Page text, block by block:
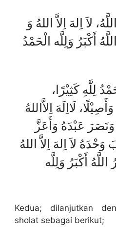
لاَ اِلهَ اِلاَّ اللهُ وَ
أَكْبَرُ وَلِلَّه الْحَمْدُ
لِلَّهِ كَثِيْرًا،
لَااِلَهَ اِلاَّاللهُ
عَبْدَهُ وَأَعَزَّ
لاَ اِلهَ اِلاَّ اللهُ
اللَّهُ أَكْبَرُ وَلِلَّه
Kedua; dilanjutkan
sholat sebagai berikut;